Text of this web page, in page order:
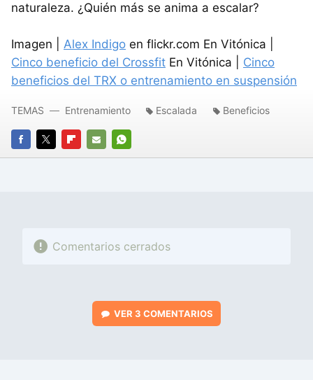
naturaleza. ¿Quién más se anima a escalar?
Imagen | Alex Indigo en flickr.com En Vitónica |
Cinco beneficio del Crossfit En Vitónica | Cinco
beneficios del TRX o entrenamiento en suspensión
FACEBOOK
TWITTERFLIPBOARD
E-
WHATSAPP
TEMAS Entrenamiento Escalada Beneficios
Comentarios cerrados
VER 3 COMENTARIOS